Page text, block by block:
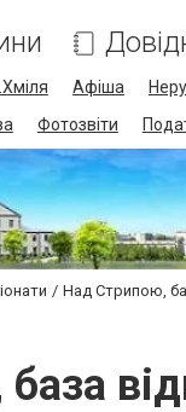
Афіша
Фотозвіти
Над Стрипою,